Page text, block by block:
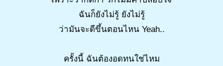
ฉันก็ยังไม่รู้ ยังไม่รู้
ว่ามันจะดีขึ้นตอนไหน Yeah..
ครั้งนี้ ฉันต้องอดทนใช่ไหม